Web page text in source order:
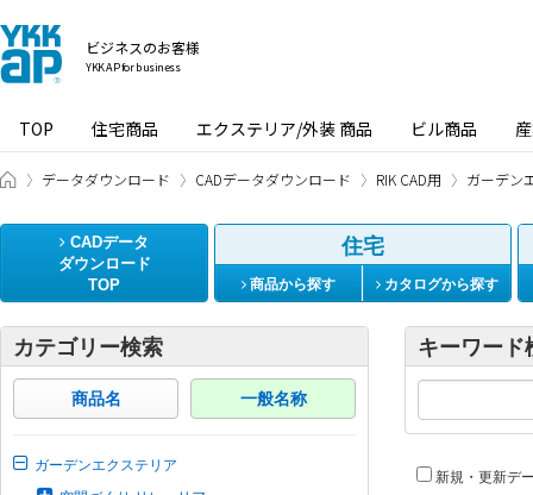
ビジネスのお客様
YKK AP for business
TOP 住宅商品 エクステリア/外装 商品 ビル商品
ビジネスのお客様 HOME
データダウンロード CADデータダウンロード RIK CAD用 ガーデン
CADデータ
ダウンロード
TOP
住宅
商品から探す カタログから探す
カテゴリー検索
商品名 一般名称
ガーデンエクステリア
キーワード
新規・更新デ